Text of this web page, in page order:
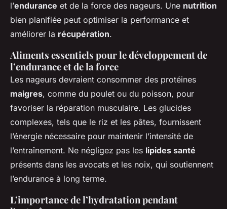
l’endurance et de la force des nageurs. Une nutrition
bien planifiée peut optimiser la performance et
améliorer la récupération.
Aliments essentiels pour le développement de
l’endurance et de la force
Les nageurs devraient consommer des protéines
maigres, comme du poulet ou du poisson, pour
favoriser la réparation musculaire. Les glucides
complexes, tels que le riz et les pâtes, fournissent
l’énergie nécessaire pour maintenir l’intensité de
l’entraînement. Ne négligez pas les lipides santé
présents dans les avocats et les noix, qui soutiennent
l’endurance à long terme.
L’importance de l’hydratation pendant